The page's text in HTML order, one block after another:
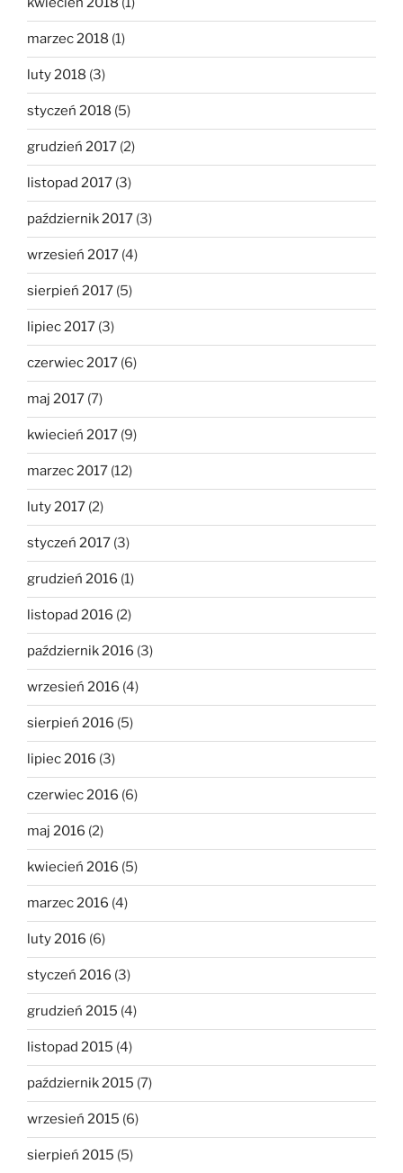
marzec 2018 (1)
luty 2018 (3)
styczeń 2018 (5)
grudzień 2017 (2)
listopad 2017 (3)
październik 2017 (3)
wrzesień 2017 (4)
sierpień 2017 (5)
lipiec 2017 (3)
czerwiec 2017 (6)
maj 2017 (7)
kwiecień 2017 (9)
marzec 2017 (12)
luty 2017 (2)
styczeń 2017 (3)
grudzień 2016 (1)
listopad 2016 (2)
październik 2016 (3)
wrzesień 2016 (4)
sierpień 2016 (5)
lipiec 2016 (3)
czerwiec 2016 (6)
maj 2016 (2)
kwiecień 2016 (5)
marzec 2016 (4)
luty 2016 (6)
styczeń 2016 (3)
grudzień 2015 (4)
listopad 2015 (4)
październik 2015 (7)
wrzesień 2015 (6)
sierpień 2015 (5)